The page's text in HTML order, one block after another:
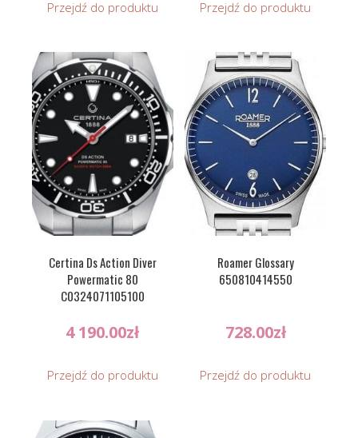
Przejdź do produktu Przejdź do produktu
Certina Ds Action Diver
Powermatic 80
C0324071105100
4 190.00zł
Przejdź do produktu
Roamer Glossary
650810414550
728.00zł
Przejdź do produktu